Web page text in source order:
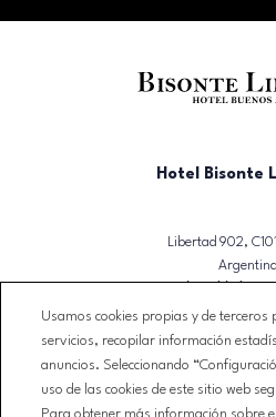
Hotel Bisonte
Libertad 902,
Argentina
CONTACTO
Usamos cookies propias y de
servicios, recopilar información
anuncios. Seleccionando
uso de las cookies de este sitio web